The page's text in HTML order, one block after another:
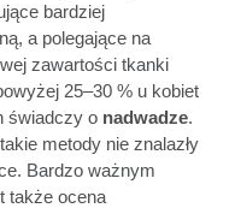
bardziej
a polegające na
zawartości tkanki
25–30 % u kobiet
świadczy o nadwadze.
metody nie znalazły
Bardzo ważnym
także ocena